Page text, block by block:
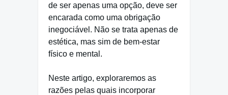
de ser apenas uma opção, deve ser
encarada como uma obrigação
inegociável. Não se trata apenas de
estética, mas sim de bem-estar
físico e mental.
Neste artigo, exploraremos as
razões pelas quais incorporar